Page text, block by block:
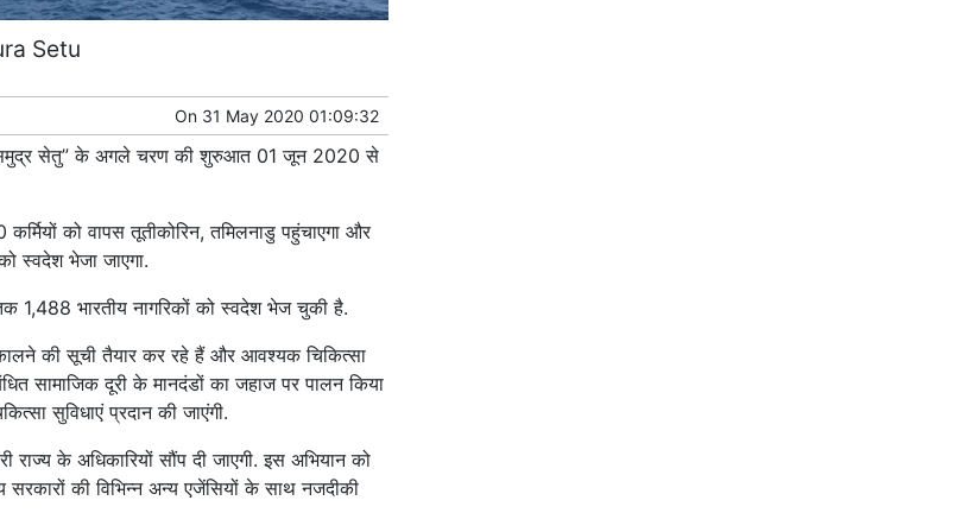
Setu
On 31 May 2020 01:09:32
“समुद्र सेतु” के अगले चरण की शुरुआत 01 जून 2020 से
को वापस तूतीकोरिन, तमिलनाडु पहुंचाएगा और
स्वदेश भेजा जाएगा.
1,488 भारतीय नागरिकों को स्वदेश भेज चुकी है.
की सूची तैयार कर रहे हैं और आवश्यक चिकित्सा
सामाजिक दूरी के मानदंडों का जहाज पर पालन किया
सुविधाएं प्रदान की जाएंगी.
राज्य के अधिकारियों सौंप दी जाएगी. इस अभियान को
की विभिन्न अन्य एजेंसियों के साथ नजदीकी